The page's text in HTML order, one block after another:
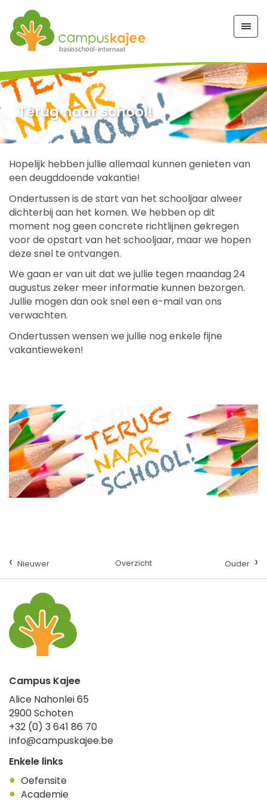
Terug naar school!
Hopelijk hebben jullie allemaal kunnen genieten van
een deugddoende vakantie!
Ondertussen is de start van het schooljaar alweer
dichterbij aan het komen. We hebben op dit
moment nog geen concrete richtlijnen gekregen
voor de opstart van het schooljaar, maar we hopen
deze snel te ontvangen.
We gaan er van uit dat we jullie tegen maandag 24
augustus zeker meer informatie kunnen bezorgen.
Jullie mogen dan ook snel een e-mail van ons
verwachten.
Ondertussen wensen we jullie nog enkele fijne
vakantieweken!
‹ Nieuwer Ouder ›
Overzicht
Campus Kajee
Alice Nahonlei 65
2900Schoten
+32 (0) 3 641 86 70
info@campuskajee.be
Enkele links
Oefensite
Academie